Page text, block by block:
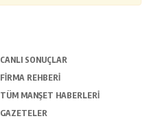
CANLI SONUÇLAR
FİRMA REHBERİ
TÜM MANŞET HABERLERİ
GAZETELER